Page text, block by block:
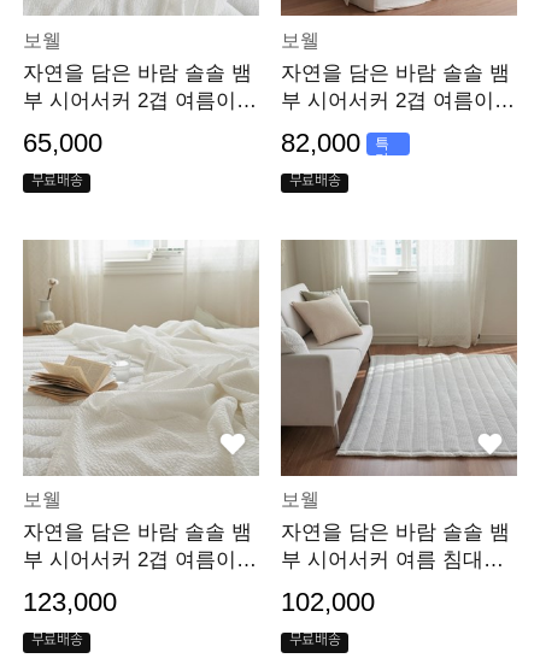
보웰
자연을 담은 바람 솔솔 뱀
부 시어서커 2겹 여름이불
65,000
무료배송
보웰
자연을 담은 바람 솔솔 뱀
부 시어서커 2겹 여름이불
세트 S/SS
82,000
특
가
무료배송
보웰
자연을 담은 바람 솔솔 뱀
부 시어서커 2겹 여름이불
세트Q
123,000
무료배송
보웰
자연을 담은 바람 솔솔 뱀
부 시어서커 여름 침대패
드 러그 LK
102,000
무료배송